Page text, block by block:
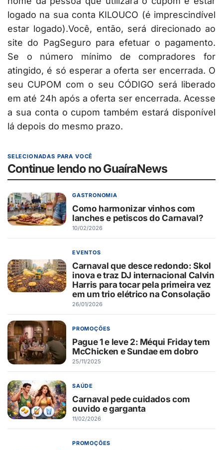
logado na sua conta KILOUCO (é imprescindível
estar logado).Você, então, será direcionado ao
site do PagSeguro para efetuar o pagamento.
Se o número mínimo de compradores for
atingido, é só esperar a oferta ser encerrada. O
seu CUPOM com o seu CÓDIGO será liberado
em até 24h após a oferta ser encerrada. Acesse
a sua conta o cupom também estará disponível
lá depois do mesmo prazo.
SELECIONADAS PARA VOCÊ
Continue lendo no GuaíraNews
GASTRONOMIA
Como harmonizar vinhos com
lanches e petiscos do Carnaval?
10/02/2026
EVENTOS
Carnaval que desce redondo: Skol
inova e traz DJ internacional Calvin
Harris para tocar pela primeira vez
em um trio elétrico na Consolação
26/01/2026
PROMOÇÕES
Pague 1 e leve 2: Méqui Friday tem
McChicken e Sundae em dobro
25/11/2025
SAÚDE
Carnaval pede cuidados com
ouvido e garganta
11/02/2026
PROMOÇÕES